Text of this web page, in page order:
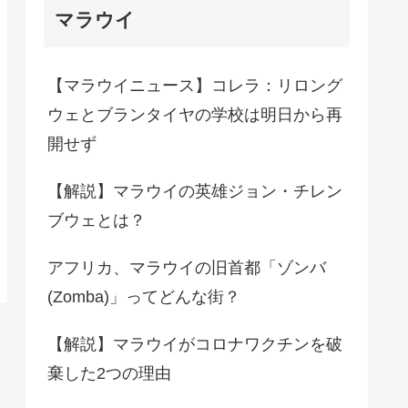
マラウイ
【マラウイニュース】コレラ：リロング
ウェとブランタイヤの学校は明日から再
開せず
【解説】マラウイの英雄ジョン・チレン
ブウェとは？
アフリカ、マラウイの旧首都「ゾンバ
(Zomba)」ってどんな街？
【解説】マラウイがコロナワクチンを破
棄した2つの理由